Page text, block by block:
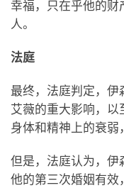
幸福，只在乎他的财
人。
法庭
最终，法庭判定，伊
艾薇的重大影响，
身体和精神上的衰弱
但是，法庭认为，伊
他的第三次婚姻有效